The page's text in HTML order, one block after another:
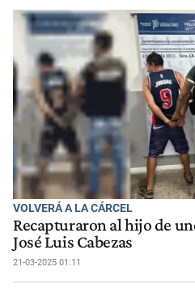
VOLVERÁ A LA CÁRCEL
Recapturaron al hijo de
José Luis Cabezas
21-03-2025 01:11